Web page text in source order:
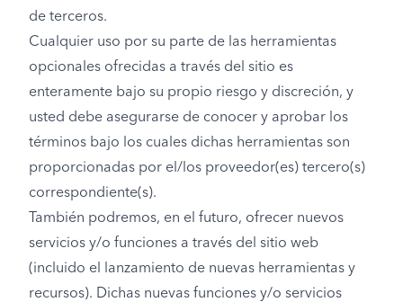
de terceros.
Cualquier uso por su parte de las herramientas
opcionales ofrecidas a través del sitio es
enteramente bajo su propio riesgo y discreción, y
usted debe asegurarse de conocer y aprobar los
términos bajo los cuales dichas herramientas son
proporcionadas por el/los proveedor(es) tercero(s)
correspondiente(s).
También podremos, en el futuro, ofrecer nuevos
servicios y/o funciones a través del sitio web
(incluido el lanzamiento de nuevas herramientas y
recursos). Dichas nuevas funciones y/o servicios